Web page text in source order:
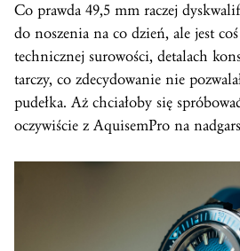
Co prawda 49,5 mm raczej
do noszenia na co dzień, ale jest
technicznej surowości, detalach
tarczy, co zdecydowanie nie
pudełka. Aż chciałoby się
oczywiście z AquisemPro na